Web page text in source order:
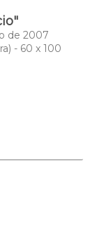
de 2007
- 60 x 100